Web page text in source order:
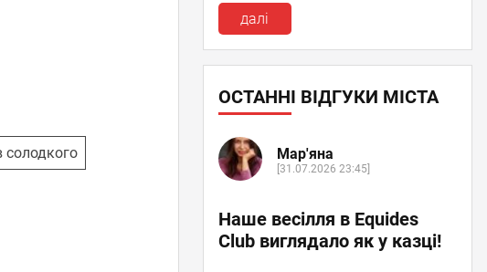
солодкого
далі
ОСТАННІ ВІДГУКИ МІСТА
Мар'яна
[31.07.2026 23:45]
Наше весілля в Equides
Club виглядало як у казці!